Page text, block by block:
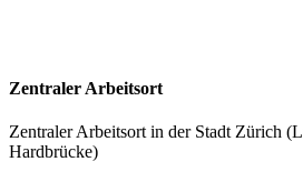
Zentraler Arbeitsort
Zentraler Arbeitsort in der Stadt Zürich
Hardbrücke)